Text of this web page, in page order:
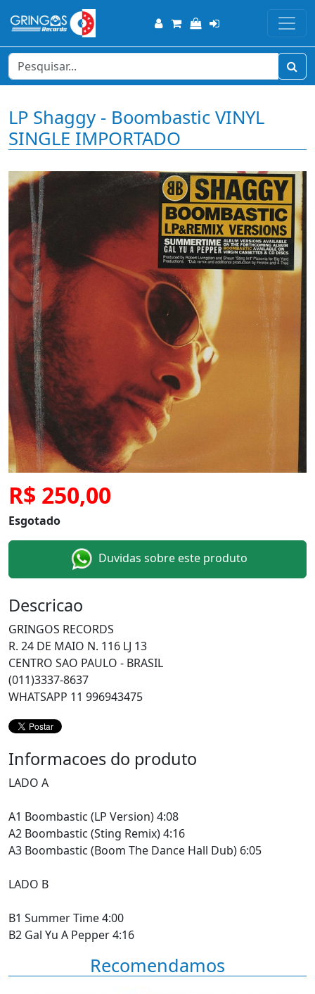
LP Shaggy - Boombastic VINYL
SINGLE IMPORTADO
R$ 250,00
Esgotado
Duvidas sobre este produto
Descricao
GRINGOS RECORDS
R. 24 DE MAIO N. 116 LJ 13
CENTRO SAO PAULO - BRASIL
(011)3337-8637
WHATSAPP 11 996943475
Informacoes do produto
LADO A
A1 Boombastic (LP Version) 4:08
A2 Boombastic (Sting Remix) 4:16
A3 Boombastic (Boom The Dance Hall Dub) 6:05
LADO B
B1 Summer Time 4:00
B2 Gal Yu A Pepper 4:16
Recomendamos